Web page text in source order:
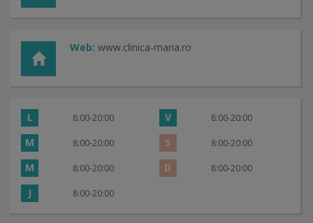
Web: www.clinica-maria.ro
L 8:00-20:00 V 8:00-20:00
M 8:00-20:00 S 8:00-20:00
M 8:00-20:00 D 8:00-20:00
J 8:00-20:00